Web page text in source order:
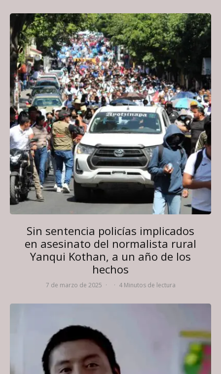
Sin sentencia policías implicados
en asesinato del normalista rural
Yanqui Kothan, a un año de los
hechos
7 de marzo de 2025 · · 4 Minutos de lectura